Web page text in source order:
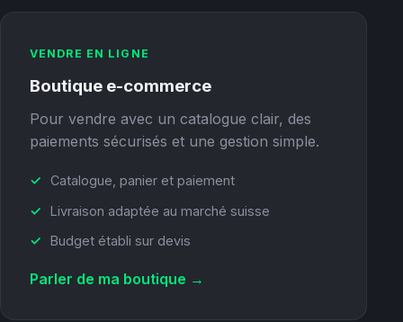
VENDRE EN LIGNE
Boutique e-commerce
Pour vendre avec un catalogue clair, des
paiements sécurisés et une gestion simple.
Catalogue, panier et paiement
Livraison adaptée au marché suisse
Budget établi sur devis
Parler de ma boutique →